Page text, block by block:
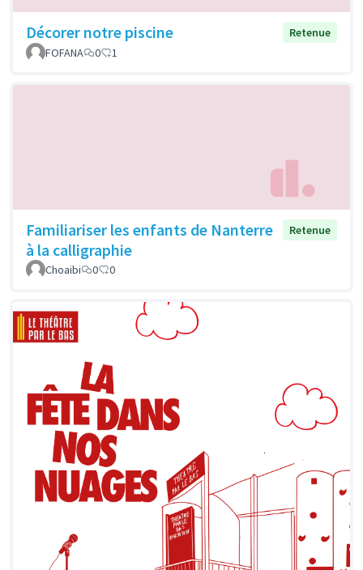
Décorer notre piscine
Retenue
FOFANA
0 1
Familiariser les enfants de Nanterre
à la calligraphie
Retenue
Choaibi 0 0